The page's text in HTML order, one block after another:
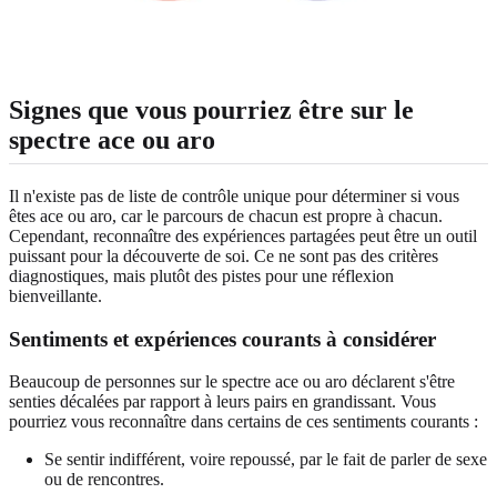
Signes que vous pourriez être sur le
spectre ace ou aro
Il n'existe pas de liste de contrôle unique pour déterminer si vous
êtes ace ou aro, car le parcours de chacun est propre à chacun.
Cependant, reconnaître des expériences partagées peut être un outil
puissant pour la découverte de soi. Ce ne sont pas des critères
diagnostiques, mais plutôt des pistes pour une réflexion
bienveillante.
Sentiments et expériences courants à considérer
Beaucoup de personnes sur le spectre ace ou aro déclarent s'être
senties décalées par rapport à leurs pairs en grandissant. Vous
pourriez vous reconnaître dans certains de ces sentiments courants :
Se sentir indifférent, voire repoussé, par le fait de parler de sexe
ou de rencontres.